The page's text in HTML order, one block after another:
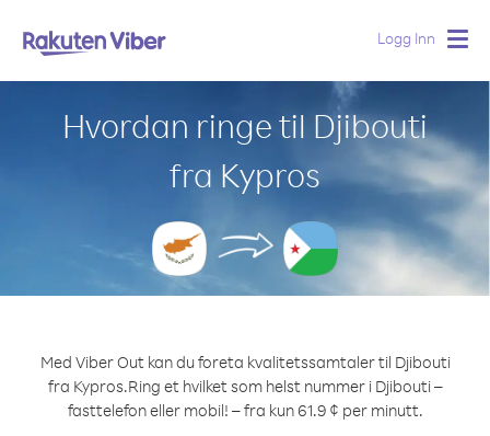
Logg Inn
Hvordan ringe til Djibouti
fra Kypros
Med Viber Out kan du foreta kvalitetssamtaler til Djibouti
fra Kypros.Ring et hvilket som helst nummer i Djibouti –
fasttelefon eller mobil! – fra kun 61.9 ¢ per minutt.